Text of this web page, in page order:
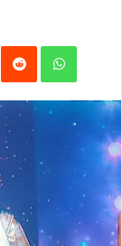
Pinterest Reddit